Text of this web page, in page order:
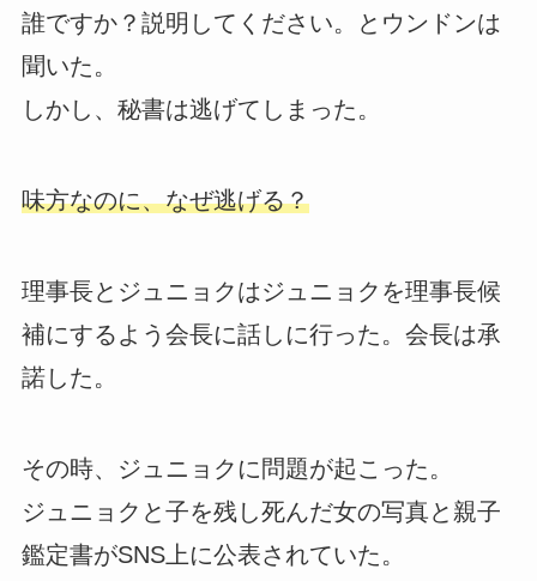
誰ですか？説明してください。とウンドンは
聞いた。
しかし、秘書は逃げてしまった。
味方なのに、なぜ逃げる？
理事長とジュニョクはジュニョクを理事長候
補にするよう会長に話しに行った。会長は承
諾した。
その時、ジュニョクに問題が起こった。
ジュニョクと子を残し死んだ女の写真と親子
鑑定書がSNS上に公表されていた。